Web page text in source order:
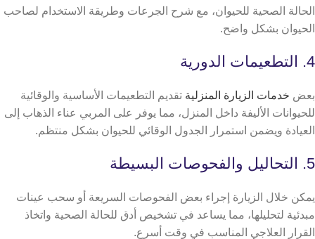
الحالة الصحية للحيوان، مع شرح الجرعات وطريقة الاستخدام لصاحب
الحيوان بشكل واضح.
4. التطعيمات الدورية
بعض خدمات الزيارة المنزلية تقديم التطعيمات الأساسية والوقائية
للحيوانات الأليفة داخل المنزل، مما يوفر على المربي عناء الذهاب إلى
العيادة ويضمن استمرار الجدول الوقائي للحيوان بشكل منتظم.
5. التحاليل والفحوصات البسيطة
يمكن خلال الزيارة إجراء بعض الفحوصات السريعة أو سحب عينات
مبدئية لتحليلها، مما يساعد في تشخيص أدق للحالة الصحية واتخاذ
القرار العلاجي المناسب في وقت أسرع.